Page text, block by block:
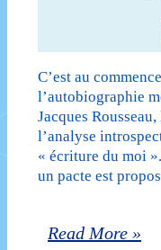
le
grain
ne
meurt
d’André
C’est au
l’autobiographie
Jacques
l’analyse
« écriture du moi
un pacte est
Read More »